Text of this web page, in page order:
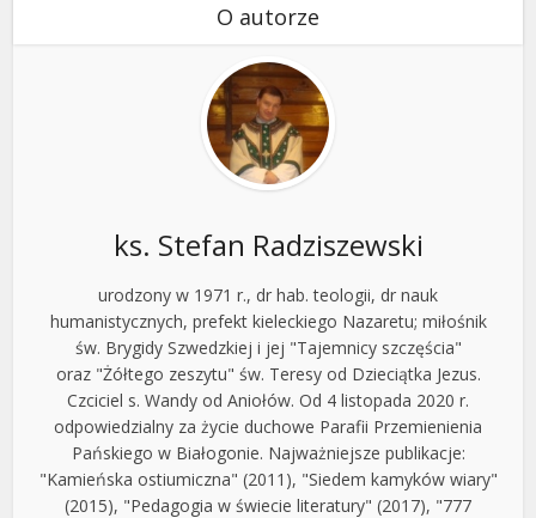
O autorze
ks. Stefan Radziszewski
urodzony w 1971 r., dr hab. teologii, dr nauk
humanistycznych, prefekt kieleckiego Nazaretu; miłośnik
św. Brygidy Szwedzkiej i jej "Tajemnicy szczęścia"
oraz "Żółtego zeszytu" św. Teresy od Dzieciątka Jezus.
Czciciel s. Wandy od Aniołów. Od 4 listopada 2020 r.
odpowiedzialny za życie duchowe Parafii Przemienienia
Pańskiego w Białogonie. Najważniejsze publikacje:
"Kamieńska ostiumiczna" (2011), "Siedem kamyków wiary"
(2015), "Pedagogia w świecie literatury" (2017), "777